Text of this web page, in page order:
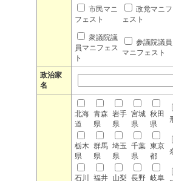
市民マニ
フェスト
政党マニフ
ェスト
衆議院議
員マニフェス
ト
参議院議員
マニフェスト
政治家
名
北海
道
青森
県
岩手
県
宮城
県
秋田
県
栃木
県
群馬
県
埼玉
県
千葉
県
東京
都
石川
福井 山梨 長野 岐阜